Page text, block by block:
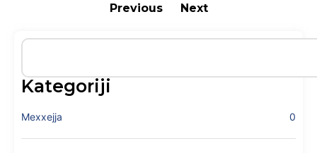
Kategoriji
Mexxejja 0
Previous Next